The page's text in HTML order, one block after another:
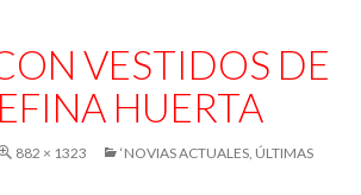
VESTIDOS DE
HUERTA
882 × 1323
‘NOVIAS ACTUALES, ÚLTIMAS